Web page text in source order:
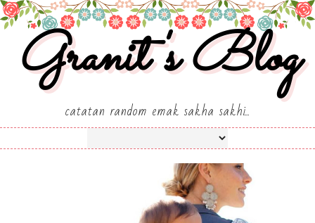
Granit's Blog
catatan random emak sakha sakhi..